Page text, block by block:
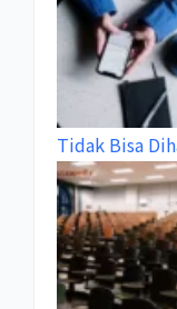
Tidak Bisa